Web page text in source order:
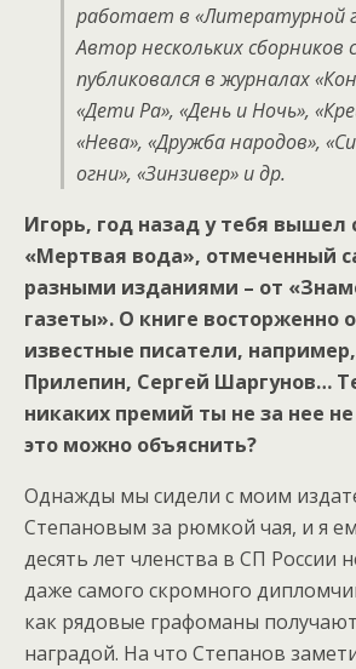
работает в «Литературной
Автор нескольких сборников
публиковался в журналах
«Дети Ра», «День и Ночь»,
«Нева», «Дружба народов»,
огни», «Зинзивер» и др.
Игорь, год назад у тебя вышел
«Мертвая вода», отмеченный
разными изданиями – от
газеты». О книге восторженно
известные писатели,
Прилепин, Сергей Шаргунов…
никаких премий ты не за нее
это можно объяснить?
Однажды мы сидели с моим
Степановым за рюмкой чая, и я
десять лет членства в СП России
даже самого скромного
как рядовые графоманы
наградой. На что Степанов